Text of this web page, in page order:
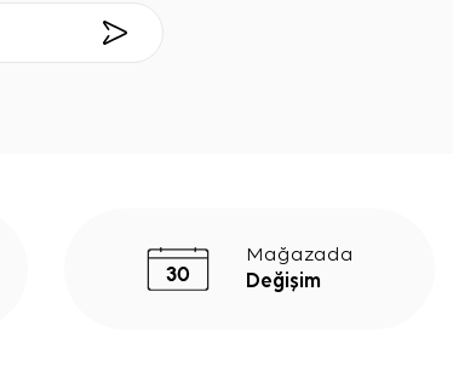
Mağazada
Değişim